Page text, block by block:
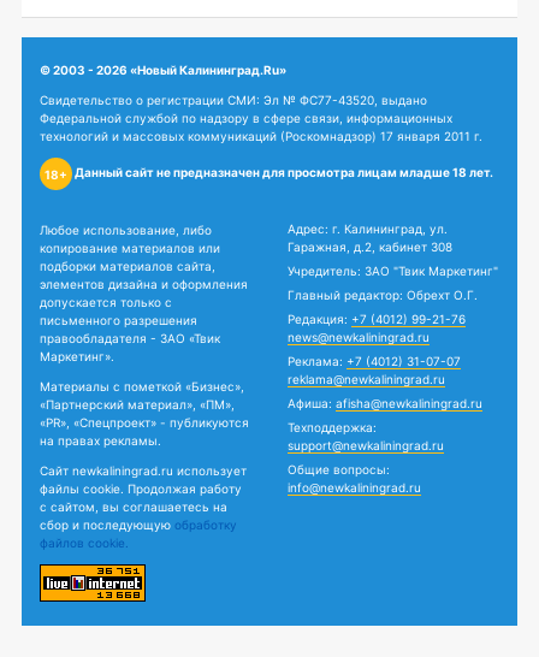
© 2003 - 2026 «Новый Калининград.Ru»
Свидетельство о регистрации СМИ: Эл № ФС77-43520, выдано
Федеральной службой по надзору в сфере связи, информационных
технологий и массовых коммуникаций (Роскомнадзор) 17 января 2011 г.
18+ Данный сайт не предназначен для просмотра лицам младше 18 лет.
Любое использование, либо
копирование материалов или
подборки материалов сайта,
элементов дизайна и оформления
допускается только с
письменного разрешения
правообладателя - ЗАО «Твик
Маркетинг».
Материалы с пометкой «Бизнес»,
«Партнерский материал», «ПМ»,
«PR», «Спецпроект» - публикуются
на правах рекламы.
Сайт newkaliningrad.ru использует
файлы cookie. Продолжая работу
с сайтом, вы соглашаетесь на
сбор и последующую обработку
файлов cookie.
Адрес: г. Калининград, ул.
Гаражная, д.2, кабинет 308
Учредитель: ЗАО "Твик Маркетинг"
Главный редактор: Обрехт О.Г.
Редакция: +7 (4012) 99-21-76
news@newkaliningrad.ru
Реклама: +7 (4012) 31-07-07
reklama@newkaliningrad.ru
Афиша: afisha@newkaliningrad.ru
Техподдержка:
support@newkaliningrad.ru
Общие вопросы:
info@newkaliningrad.ru